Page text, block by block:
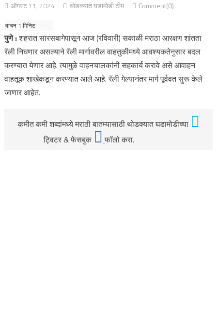
ऑगस्ट 11, 2024 थोडक्यात घडामोडी टीम Comment(0)
पुणे :शहरात सारसबागेपासून आज (रविवारी) सकाळी मराठा आरक्षण शांतता
रॅली निघणार असल्याने रॅली मार्गावरील वाहतुकीमध्ये आवश्यकतेनुसार बदल
करण्यात येणार आहे. त्यामुळे वाहनचालकांनी सहकार्य करावे असे आवाहन
वाहतूक शाखेकडून करण्यात आले आहे. रॅली गेल्यानंतर मार्ग पूर्ववत सुरू केले
जाणार आहेत.
कमीत कमी शब्दांमध्ये मराठी बातम्यासाठी थोडक्यात घडामोडीच्या
ट्विटर & फेसबुक
फॉलो करा.